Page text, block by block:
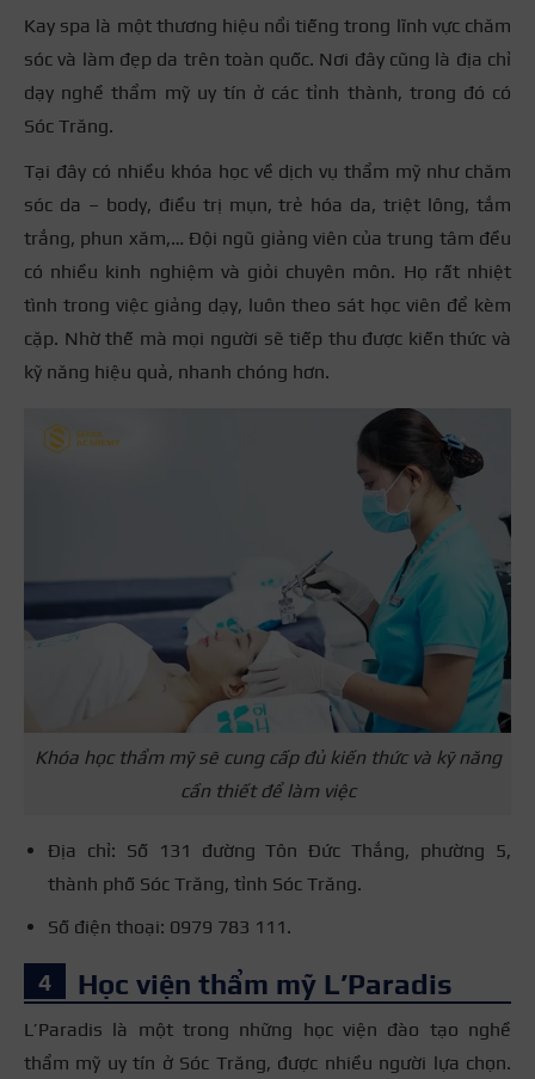
Kay spa là một thương hiệu nổi tiếng trong lĩnh vực chăm
sóc và làm đẹp da trên toàn quốc. Nơi đây cũng là địa chỉ
dạy nghề thẩm mỹ uy tín ở các tỉnh thành, trong đó có
Sóc Trăng.
Tại đây có nhiều khóa học về dịch vụ thẩm mỹ như chăm
sóc da – body, điều trị mụn, trẻ hóa da, triệt lông, tắm
trắng, phun xăm,… Đội ngũ giảng viên của trung tâm đều
có nhiều kinh nghiệm và giỏi chuyên môn. Họ rất nhiệt
tình trong việc giảng dạy, luôn theo sát học viên để kèm
cặp. Nhờ thế mà mọi người sẽ tiếp thu được kiến thức và
kỹ năng hiệu quả, nhanh chóng hơn.
Khóa học thẩm mỹ sẽ cung cấp đủ kiến thức và kỹ năng
cần thiết để làm việc
Địa chỉ: Số 131 đường Tôn Đức Thắng, phường 5,
thành phố Sóc Trăng, tỉnh Sóc Trăng.
Số điện thoại: 0979 783 111.
Học viện thẩm mỹ L’Paradis
L’Paradis là một trong những học viện đào tạo nghề
thẩm mỹ uy tín ở Sóc Trăng, được nhiều người lựa chọn.